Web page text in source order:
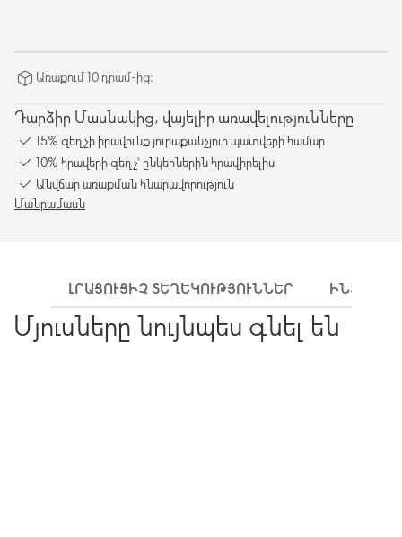
Առաքում 10 դրամ-ից։
Դարձիր Մասնակից, վայելիր առավելությունները
15% զեղչի իրավունք յուրաքանչյուր պատվերի համար
10% հրավերի զեղչ՝ ընկերներին հրավիրելիս
Անվճար առաքման հնարավորություն
Մանրամասն
ԼՐԱՑՈՒՑԻՉ ՏԵՂԵԿՈՒԹՅՈՒՆՆԵՐ ԻՆՉՊԵՍ
Մյուսները նույնպես գնել են